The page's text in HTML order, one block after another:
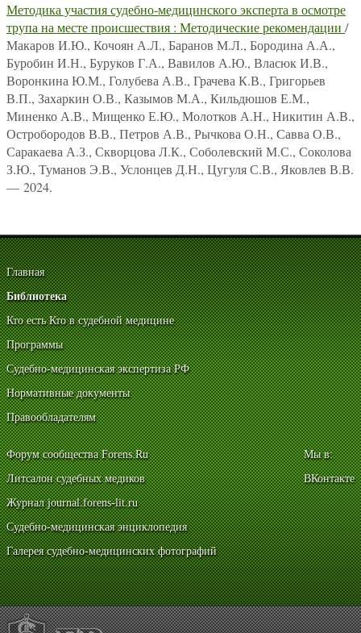
Методика участия судебно-медицинского эксперта в осмотре
трупа на месте происшествия : Методические рекомендации /
Макаров И.Ю., Кочоян А.Л., Баранов М.Л., Бородина А.А.,
Буробин И.Н., Буруков Г.А., Вавилов А.Ю., Власюк И.В.,
Воронкина Ю.М., Голубева А.В., Грачева К.В., Григорьев
В.П., Захаркин О.В., Казымов М.А., Кильдюшов Е.М.,
Миненко А.В., Мищенко Е.Ю., Молотков А.Н., Никитин А.В.,
Остробородов В.В., Петров А.В., Рычкова О.Н., Савва О.В.,
Саракаева А.З., Скворцова Л.К., Соболевский М.С., Соколова
З.Ю., Туманов Э.В., Услонцев Д.Н., Цугуля С.В., Яковлев В.В.
— 2024.
Главная
Библиотека
Кто есть Кто в судебной медицине
Программы
Судебно-медицинская экспертиза РФ
Нормативные документы
Правообладателям
Форум сообщества Forens.Ru
Литсалон судебных медиков
Журнал journal.forens-lit.ru
Судебно-медицинская энциклопедия
Галерея судебно-медицинских фотографий
Мы в:
ВКонтакте